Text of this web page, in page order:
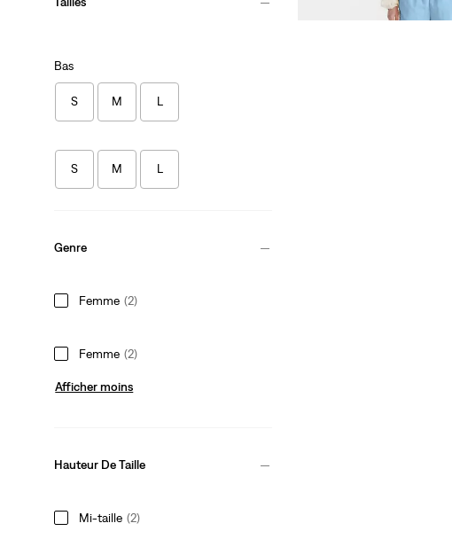
Bas
S M L
S M L
Genre
Femme (2)
Femme (2)
Afficher moins
Hauteur De Taille
Mi-taille (2)